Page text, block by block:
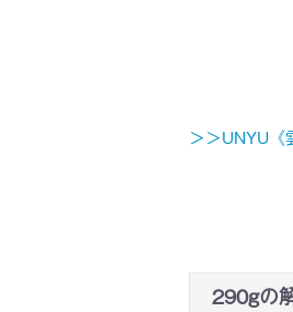
＞＞UNYU《
290gの